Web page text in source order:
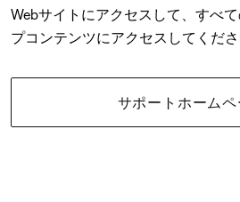
Webサイトにアクセスして、すべ
プコンテンツにアクセスしてくださ
サポートホーム